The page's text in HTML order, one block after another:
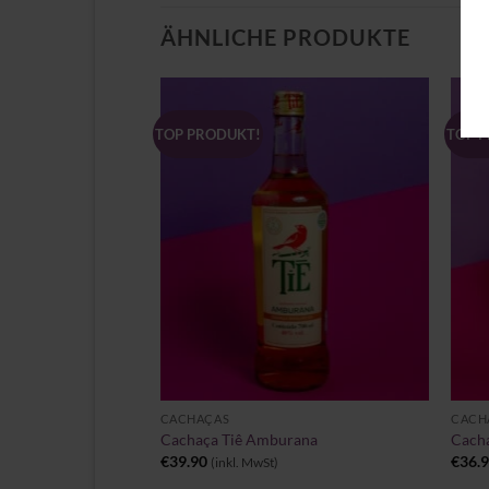
ÄHNLICHE PRODUKTE
TOP PRODUKT!
CACHAÇAS
Cachaça Tiê Amburana
€39.90 (inkl. MwSt)
TOP
€